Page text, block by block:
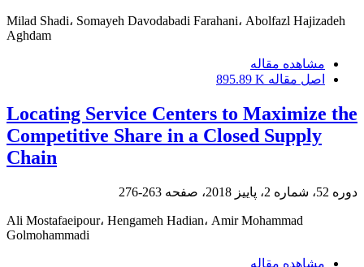
Milad Shadi، Somayeh Davodabadi Farahani، Abolfazl Hajizadeh
Aghdam
مشاهده مقاله
اصل مقاله 895.89 K
Locating Service Centers to Maximize the
Competitive Share in a Closed Supply
Chain
دوره 52، شماره 2، پاییز 2018، صفحه 263-276
Ali Mostafaeipour، Hengameh Hadian، Amir Mohammad
Golmohammadi
مشاهده مقاله